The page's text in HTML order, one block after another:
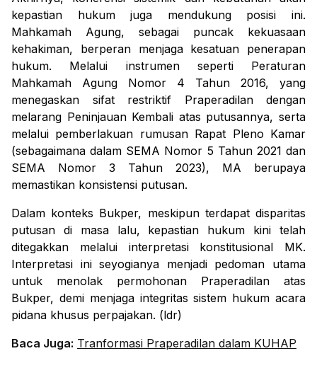
kepastian hukum juga mendukung posisi ini.
Mahkamah Agung, sebagai puncak kekuasaan
kehakiman, berperan menjaga kesatuan penerapan
hukum. Melalui instrumen seperti Peraturan
Mahkamah Agung Nomor 4 Tahun 2016, yang
menegaskan sifat restriktif Praperadilan dengan
melarang Peninjauan Kembali atas putusannya, serta
melalui pemberlakuan rumusan Rapat Pleno Kamar
(sebagaimana dalam SEMA Nomor 5 Tahun 2021 dan
SEMA Nomor 3 Tahun 2023), MA berupaya
memastikan konsistensi putusan.
Dalam konteks Bukper, meskipun terdapat disparitas
putusan di masa lalu, kepastian hukum kini telah
ditegakkan melalui interpretasi konstitusional MK.
Interpretasi ini seyogianya menjadi pedoman utama
untuk menolak permohonan Praperadilan atas
Bukper, demi menjaga integritas sistem hukum acara
pidana khusus perpajakan. (ldr)
Baca Juga: Tranformasi Praperadilan dalam KUHAP